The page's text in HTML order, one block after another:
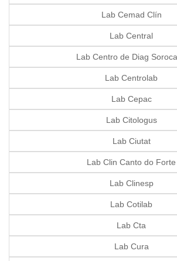
Lab Cemad Clín
Lab Central
Lab Centro de Diag
Lab Centrolab
Lab Cepac
Lab Citologus
Lab Ciutat
Lab Clin Canto do Forte
Lab Clinesp
Lab Cotilab
Lab Cta
Lab Cura